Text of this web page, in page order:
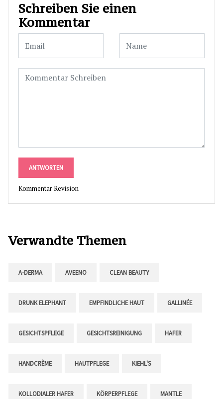
Schreiben Sie einen
Kommentar
ANTWORTEN
Kommentar Revision
Verwandte Themen
A-DERMA AVEENO CLEAN BEAUTY
DRUNK ELEPHANT EMPFINDLICHE HAUT GALLINÉE
GESICHTSPFLEGE GESICHTSREINIGUNG HAFER
HANDCRÈME HAUTPFLEGE KIEHL'S
KOLLODIALER HAFER KÖRPERPFLEGE MANTLE